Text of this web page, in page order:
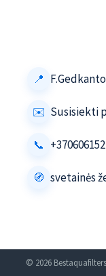
Susisiekti
svetainės
© 2026